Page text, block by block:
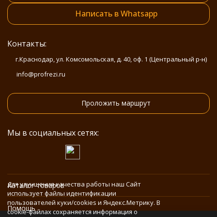
Написать в Whatsapp
Контакты:
г.Краснодар, ул. Комсомольская, д. 40, оф. 1 (Центральный р-н)
info@profrezi.ru
Проложить маршрут
Мы в социальных сетях:
Каталог товаров
Помощь
Для улучшения качества работы наш Сайт
использует файлы идентификации
пользователей куки/cookies и Яндекс.Метрику. В
cookie-файлах сохраняется информация о